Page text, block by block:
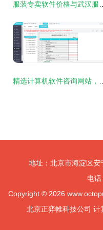
地址：北京市海淀区
电
Copyright © 2026
北京正弈帷科技公司 计